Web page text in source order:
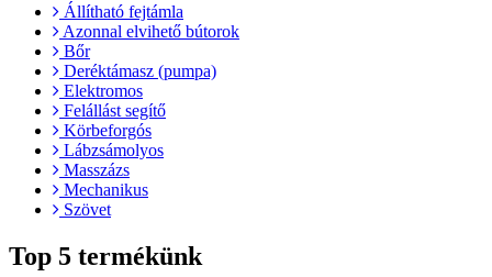
Állítható fejtámla
Azonnal elvihető bútorok
Bőr
Deréktámasz (pumpa)
Elektromos
Felállást segítő
Körbeforgós
Lábzsámolyos
Masszázs
Mechanikus
Szövet
Top 5 termékünk